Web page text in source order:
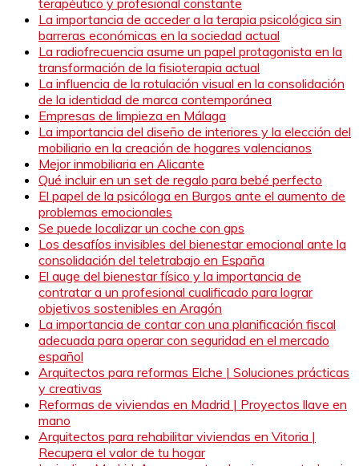
La importancia de acceder a la terapia psicológica sin
barreras económicas en la sociedad actual
La radiofrecuencia asume un papel protagonista en la
transformación de la fisioterapia actual
La influencia de la rotulación visual en la consolidación
de la identidad de marca contemporánea
Empresas de limpieza en Málaga
La importancia del diseño de interiores y la elección del
mobiliario en la creación de hogares valencianos
Mejor inmobiliaria en Alicante
Qué incluir en un set de regalo para bebé perfecto
El papel de la psicóloga en Burgos ante el aumento de
problemas emocionales
Se puede localizar un coche con gps
Los desafíos invisibles del bienestar emocional ante la
consolidación del teletrabajo en España
El auge del bienestar físico y la importancia de
contratar a un profesional cualificado para lograr
objetivos sostenibles en Aragón
La importancia de contar con una planificación fiscal
adecuada para operar con seguridad en el mercado
español
Arquitectos para reformas Elche | Soluciones prácticas
y creativas
Reformas de viviendas en Madrid | Proyectos llave en
mano
Arquitectos para rehabilitar viviendas en Vitoria |
Recupera el valor de tu hogar